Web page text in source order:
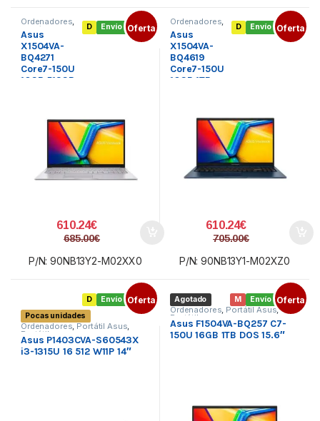
Envío gratis
D Oferta
Ordenadores
Portátil Asus ,
Portátiles
Asus
X1504VA-
BQ4271
Core7-150U
16GB 512GB
610.24€
685.00€
P/N: 90NB13Y2-M02XX0
Envío gratis
D Oferta
Ordenadores
Portátil Asus ,
Portátiles
Asus
X1504VA-
BQ4619
Core7-150U
16GB 1TB
610.24€
705.00€
P/N: 90NB13Y1-M02XZ0
Envío gratis
D Oferta
Pocas unidades
Ordenadores, Portátil Asus,
Portátiles
Asus P1403CVA-S60543X
i3-1315U 16 512 W11P 14″
Envío gratis
M
Agotado Oferta
Ordenadores, Portátil Asus,
Portátiles
Asus F1504VA-BQ257 C7-
150U 16GB 1TB DOS 15.6″